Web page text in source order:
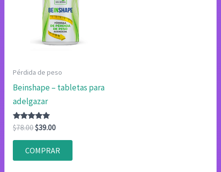
Pérdida de peso
Beinshape – tabletas para
adelgazar
Valorado
con
4.75
de 5
$78.00El
original
era:
$39.00El
actual
es:
COMPRAR